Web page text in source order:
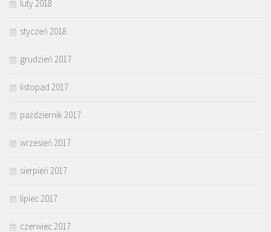
luty 2018
styczeń 2018
grudzień 2017
listopad 2017
październik 2017
wrzesień 2017
sierpień 2017
lipiec 2017
czerwiec 2017